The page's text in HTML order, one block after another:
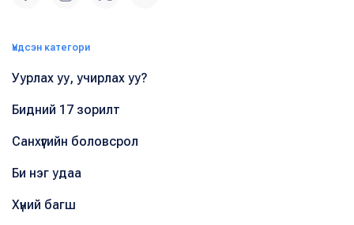
Үндсэн категори
Уурлах уу, учирлах уу?
Бидний 17 зорилт
Санхүүгийн боловсрол
Би нэг удаа
Хүний багш